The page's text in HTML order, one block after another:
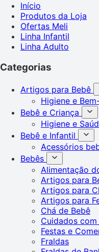
Início
Produtos da Loja
Ofertas Meli
Linha Infantil
Linha Adulto
Categorias
Artigos para Bebê
Higiene e
Bebê e Criança
Higiene e
Bebê e Infantil
Acessórios
Bebês
Alimentação
Artigos para
Artigos para
Artigos para
Chá de Bebê
Cuidados com
Festas e
Fraldas